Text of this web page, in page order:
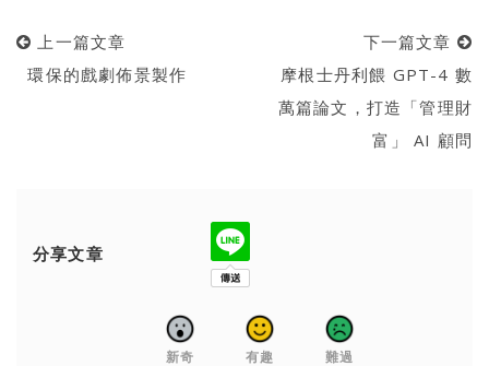
上一篇文章
環保的戲劇佈景製作
下一篇文章
摩根士丹利餵 GPT-4 數
萬篇論文，打造「管理財
富」 AI 顧問
分享文章
新奇 有趣 難過